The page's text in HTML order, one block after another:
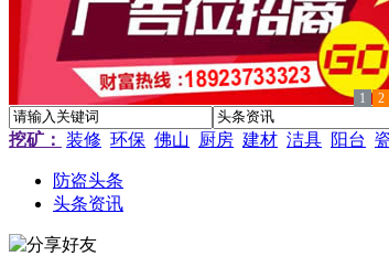
1 2
挖矿： 装修 环保 佛山 厨房 建材 洁具 阳台
防盗头条
头条资讯